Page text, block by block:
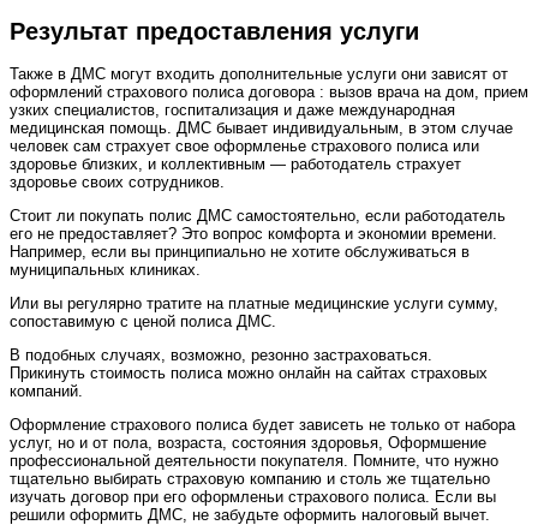
Результат предоставления услуги
Также в ДМС могут входить дополнительные услуги они зависят от
оформлений страхового полиса договора : вызов врача на дом, прием
узких специалистов, госпитализация и даже международная
медицинская помощь. ДМС бывает индивидуальным, в этом случае
человек сам страхует свое оформленье страхового полиса или
здоровье близких, и коллективным — работодатель страхует
здоровье своих сотрудников.
Стоит ли покупать полис ДМС самостоятельно, если работодатель
его не предоставляет? Это вопрос комфорта и экономии времени.
Например, если вы принципиально не хотите обслуживаться в
муниципальных клиниках.
Или вы регулярно тратите на платные медицинские услуги сумму,
сопоставимую с ценой полиса ДМС.
В подобных случаях, возможно, резонно застраховаться.
Прикинуть стоимость полиса можно онлайн на сайтах страховых
компаний.
Оформление страхового полиса будет зависеть не только от набора
услуг, но и от пола, возраста, состояния здоровья, Оформшение
профессиональной деятельности покупателя. Помните, что нужно
тщательно выбирать страховую компанию и столь же тщательно
изучать договор при его оформленьи страхового полиса. Если вы
решили оформить ДМС, не забудьте оформить налоговый вычет.